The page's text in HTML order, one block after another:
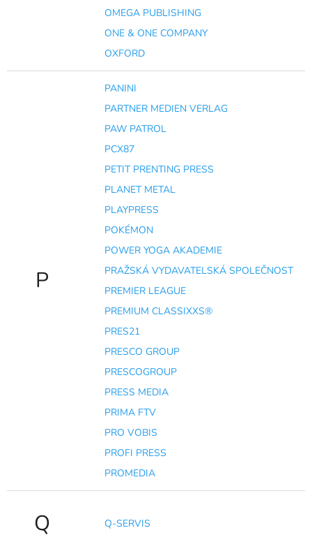
OMEGA PUBLISHING
ONE & ONE COMPANY
OXFORD
P
PANINI
PARTNER MEDIEN VERLAG
PAW PATROL
PCX87
PETIT PRENTING PRESS
PLANET METAL
PLAYPRESS
POKÉMON
POWER YOGA AKADEMIE
PRAŽSKÁ VYDAVATELSKÁ SPOLEČNOST
PREMIER LEAGUE
PREMIUM CLASSIXXS®
PRES21
PRESCO GROUP
PRESCOGROUP
PRESS MEDIA
PRIMA FTV
PRO VOBIS
PROFI PRESS
PROMEDIA
Q Q-SERVIS